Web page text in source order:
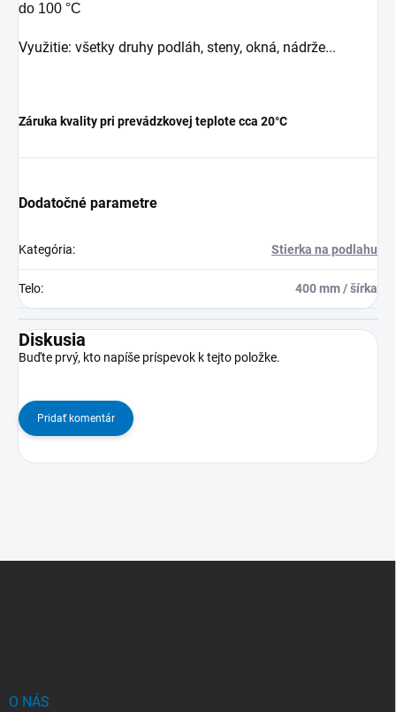
do 100 °C
Využitie: všetky druhy podláh, steny, okná, nádrže...
Záruka kvality pri prevádzkovej teplote cca 20°C
Dodatočné parametre
Kategória: Stierka na podlahu
Telo: 400 mm / šírka
Diskusia
Buďte prvý, kto napíše príspevok k tejto položke.
Pridať komentár
O NÁS